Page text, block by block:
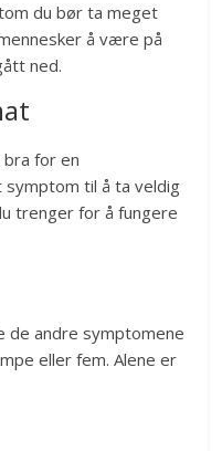
du bør ta meget
å være på
ned.
for en
symptom til å ta veldig
trenger for å fungere
de andre symptomene
eller fem. Alene er